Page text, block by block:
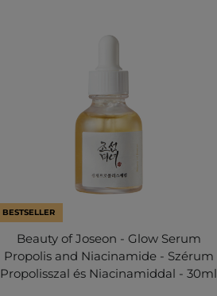
BESTSELLER
Beauty of Joseon - Glow Serum
Propolis and Niacinamide - Szérum
Propolisszal és Niacinamiddal - 30ml